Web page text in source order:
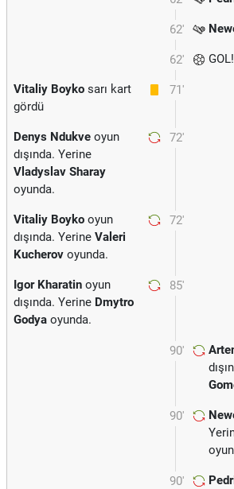
62'
62' GOL!
71'
Vitaliy Boyko sarı kart
gördü
72'
Denys Ndukve oyun
dışında. Yerine
Vladyslav Sharay
oyunda.
72'
Vitaliy Boyko oyun
dışında. Yerine Valeri
Kucherov oyunda.
85'
Igor Kharatin oyun
dışında. Yerine Dmytro
Godya oyunda.
90'
90'
90'